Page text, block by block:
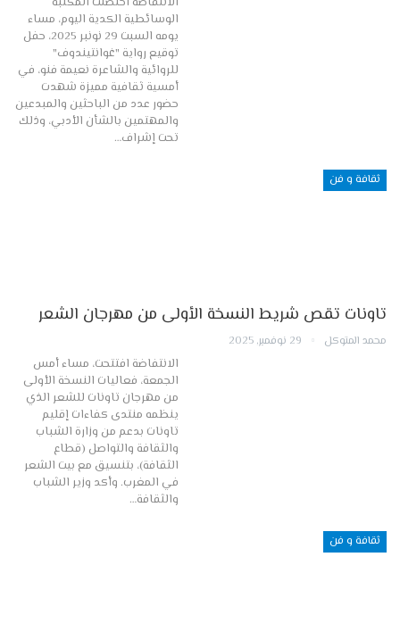
الوسائطية الكدية اليوم، مساء
يومه السبت 29 نونبر 2025، حفل
توقيع رواية "غوانتيندوف"
للروائية والشاعرة نعيمة فنو، في
أمسية ثقافية مميزة شهدت
حضور عدد من الباحثين والمبدعين
والمهتمين بالشأن الأدبي، وذلك
تحت إشراف…
ثقافة و فن
تاونات تقص شريط النسخة الأولى من مهرجان الشعر
محمد المتوكل 29 نوفمبر, 2025
الانتفاضة افتتحت، مساء أمس
الجمعة، فعاليات النسخة الأولى
من مهرجان تاونات للشعر الذي
ينظمه منتدى كفاءات إقليم
تاونات بدعم من وزارة الشباب
والثقافة والتواصل (قطاع
الثقافة)، بتنسيق مع بيت الشعر
في المغرب. وأكد وزير الشباب
والثقافة…
ثقافة و فن